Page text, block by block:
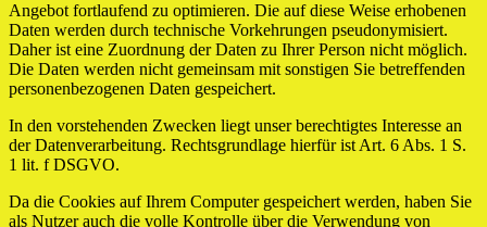
Angebot fortlaufend zu optimieren. Die auf diese Weise erhobenen
Daten werden durch technische Vorkehrungen pseudonymisiert.
Daher ist eine Zuordnung der Daten zu Ihrer Person nicht möglich.
Die Daten werden nicht gemeinsam mit sonstigen Sie betreffenden
personenbezogenen Daten gespeichert.
In den vorstehenden Zwecken liegt unser berechtigtes Interesse an
der Datenverarbeitung. Rechtsgrundlage hierfür ist Art. 6 Abs. 1 S.
1 lit. f DSGVO.
Da die Cookies auf Ihrem Computer gespeichert werden, haben Sie
als Nutzer auch die volle Kontrolle über die Verwendung von